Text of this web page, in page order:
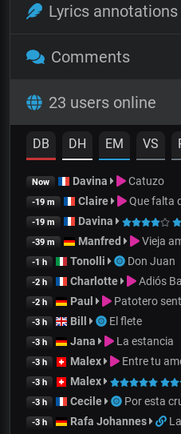
Lyrics annotations
Comments
23 users online
DB DH EM VS
Now Davina Catuzo
-19 m Claire Que falta
-19 m Davina
-39 m Manfred Vieja
-1 h Tonolli Don Juan
-2 h Charlotte Adiós
-2 h Paul Patotero
-3 h Bill El flete
-3 h Jana La estancia
-3 h Malex Entre tu
-3 h Malex
-3 h Cecile Por esta
-3 h Rafa Johannes